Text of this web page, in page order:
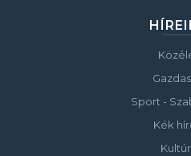
Sport -
Kék